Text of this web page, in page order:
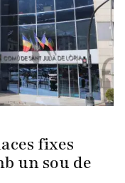
fixes
un sou de